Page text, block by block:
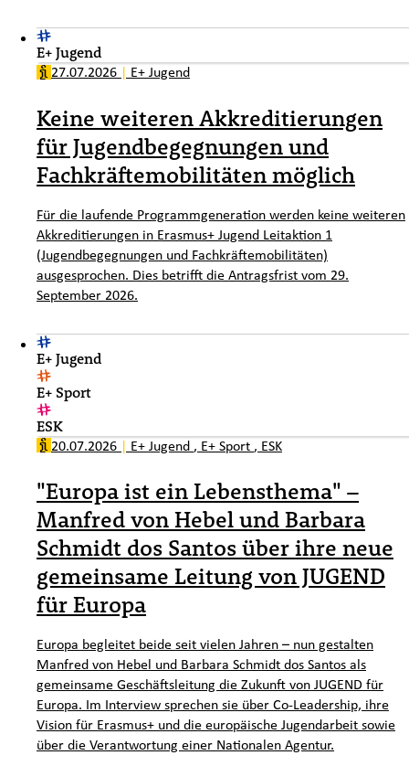
E+ Jugend
27.07.2026 | E+ Jugend
Keine weiteren Akkreditierungen
für Jugendbegegnungen und
Fachkräftemobilitäten möglich
Für die laufende Programmgeneration werden keine weiteren
Akkreditierungen in Erasmus+ Jugend Leitaktion 1
(Jugendbegegnungen und Fachkräftemobilitäten)
ausgesprochen. Dies betrifft die Antragsfrist vom 29.
September 2026.
E+ Jugend
E+ Sport
ESK
20.07.2026 | E+ Jugend , E+ Sport , ESK
"Europa ist ein Lebensthema" –
Manfred von Hebel und Barbara
Schmidt dos Santos über ihre neue
gemeinsame Leitung von JUGEND
für Europa
Europa begleitet beide seit vielen Jahren – nun gestalten
Manfred von Hebel und Barbara Schmidt dos Santos als
gemeinsame Geschäftsleitung die Zukunft von JUGEND für
Europa. Im Interview sprechen sie über Co-Leadership, ihre
Vision für Erasmus+ und die europäische Jugendarbeit sowie
über die Verantwortung einer Nationalen Agentur.